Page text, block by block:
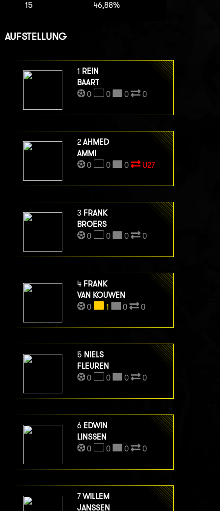
15
46,88%
AUFSTELLUNG
1 REIN
BAART
0
0 0 0
2 AHMED
AMMI
0
0 0 U27
3 FRANK
BROERS
0
0 0 0
4 FRANK
VAN KOUWEN
0
1 0 0
5 NIELS
FLEUREN
0
0 0 0
6 EDWIN
LINSSEN
0
0 0 0
7WILLEM
JANSSEN